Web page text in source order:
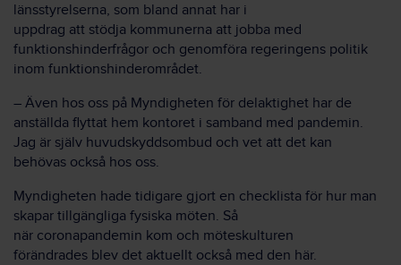
länsstyrelserna, som bland annat har i
uppdrag att stödja kommunerna att jobba med
funktionshinderfrågor och genomföra regeringens politik
inom funktionshinderområdet.
– Även hos oss på Myndigheten för delaktighet har de
anställda flyttat hem kontoret i samband med pandemin.
Jag är själv huvudskyddsombud och vet att det kan
behövas också hos oss.
Myndigheten hade tidigare gjort en checklista för hur man
skapar tillgängliga fysiska möten. Så
när coronapandemin kom och möteskulturen
förändrades blev det aktuellt också med den här.